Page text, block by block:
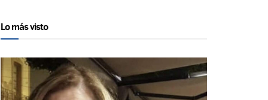
Lo más visto